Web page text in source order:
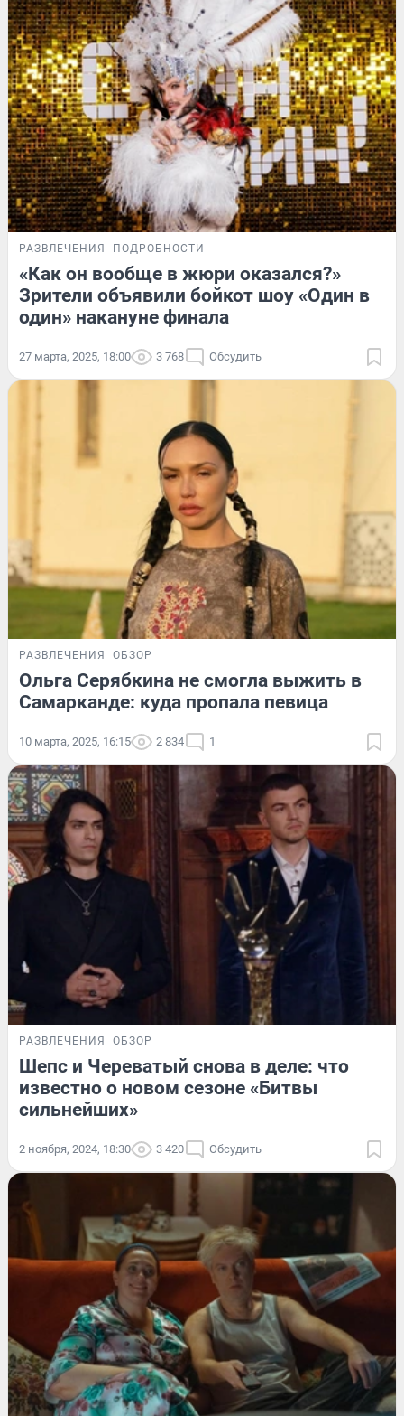
РАЗВЛЕЧЕНИЯ ПОДРОБНОСТИ
«Как он вообще в жюри оказался?»
Зрители объявили бойкот шоу «Один в
один» накануне финала
27 марта, 2025, 18:00 3 768 Обсудить
РАЗВЛЕЧЕНИЯ ОБЗОР
Ольга Серябкина не смогла выжить в
Самарканде: куда пропала певица
10 марта, 2025, 16:15 2 834 1
РАЗВЛЕЧЕНИЯ ОБЗОР
Шепс и Череватый снова в деле: что
известно о новом сезоне «Битвы
сильнейших»
2 ноября, 2024, 18:30 3 420 Обсудить